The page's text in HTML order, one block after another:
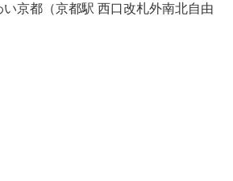
い京都（京都駅 西口改札外南北自由